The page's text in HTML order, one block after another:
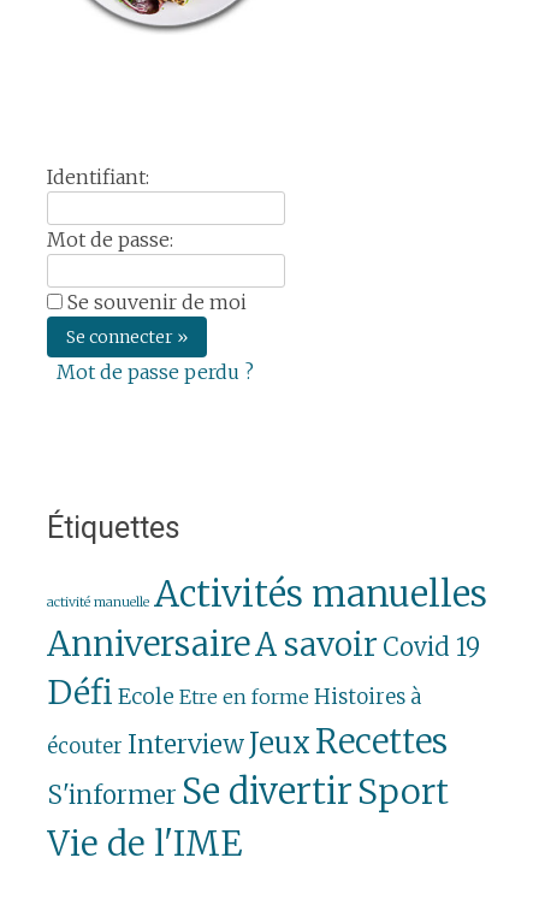
Identifiant:
Mot de passe:
Se souvenir de moi
Mot de passe perdu ?
Étiquettes
activité manuelle Activités manuelles
AnniversaireA savoir Covid 19
Défi Ecole Etre en forme Histoires à
écouter InterviewJeuxRecettes
S'informer Se divertirSport
Vie de l'IME